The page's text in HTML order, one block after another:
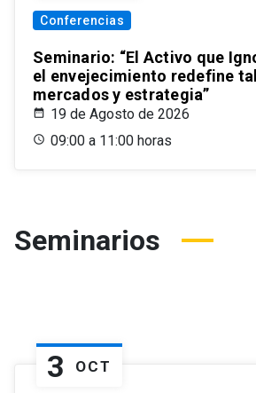
Conferencias
Seminario: “El Activo que
el envejecimiento redefine
mercados y estrategia”
19 de Agosto de 2026
09:00 a 11:00 horas
Seminarios
3 OCT